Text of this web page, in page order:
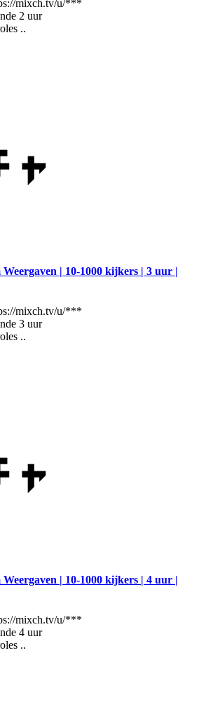
mixch.tv/u/***
2 uur
..
| 10-1000 kijkers | 3 uur |
mixch.tv/u/***
3 uur
..
| 10-1000 kijkers | 4 uur |
mixch.tv/u/***
4 uur
..